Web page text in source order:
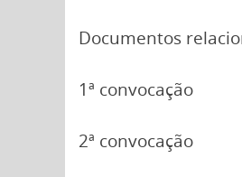
Documentos
1ª convocação
2ª convocação